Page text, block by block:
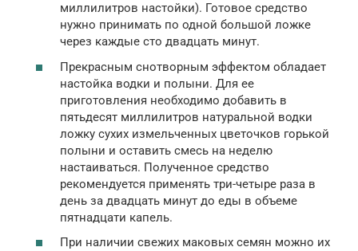
миллилитров настойки). Готовое средство
нужно принимать по одной большой ложке
через каждые сто двадцать минут.
Прекрасным снотворным эффектом обладает
настойка водки и полыни. Для ее
приготовления необходимо добавить в
пятьдесят миллилитров натуральной водки
ложку сухих измельченных цветочков горькой
полыни и оставить смесь на неделю
настаиваться. Полученное средство
рекомендуется применять три-четыре раза в
день за двадцать минут до еды в объеме
пятнадцати капель.
При наличии свежих маковых семян можно их